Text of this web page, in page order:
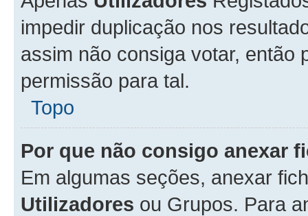
impedir duplicação nos
assim não consiga votar, então
permissão para tal.
Topo
Por que não consigo anexar
Em algumas seções, anexar
Utilizadores ou Grupos. Para